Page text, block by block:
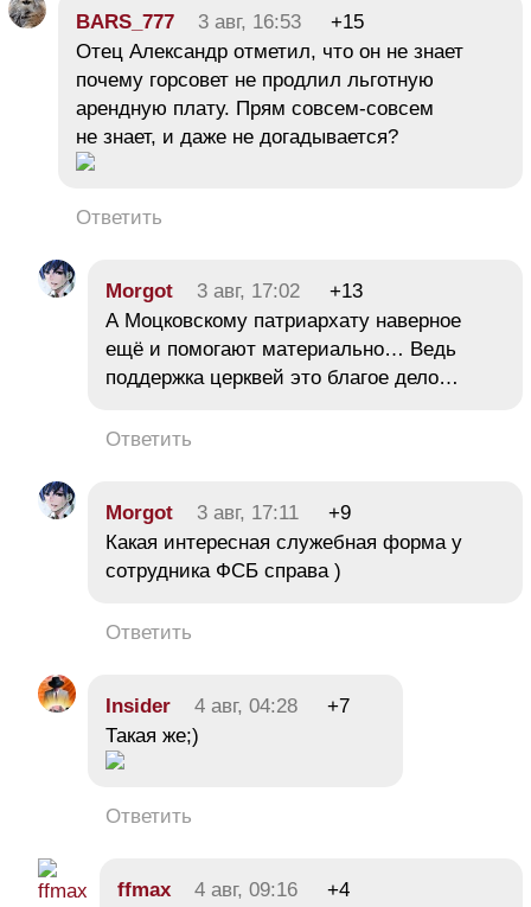
BARS_777 3 авг, 16:53
+15
Отец Александр отметил, что он не знает
почему горсовет не продлил льготную
арендную плату. Прям совсем-совсем
не знает, и даже не догадывается?
Ответить
Morgot 3 авг, 17:02
+13
А Моцковскому патриархату наверное
ещё и помогают материально… Ведь
поддержка церквей это благое дело…
Ответить
Morgot 3 авг, 17:11
+9
Какая интересная служебная форма у
сотрудника ФСБ справа )
Ответить
Insider 4 авг, 04:28
+7
Такая же;)
Ответить
ffmax 4 авг, 09:16
+4